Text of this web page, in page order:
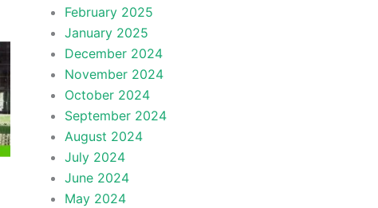
February 2025
January 2025
December 2024
November 2024
October 2024
September 2024
August 2024
July 2024
June 2024
May 2024